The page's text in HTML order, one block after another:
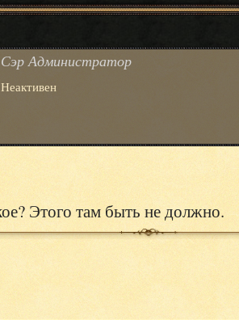
Сэр Администратор
Неактивен
Этого там быть не должно.